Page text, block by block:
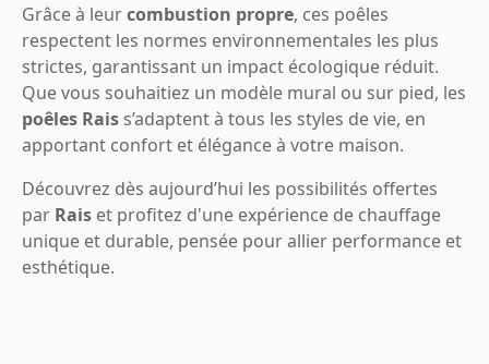
Grâce à leurcombustion propre, ces poêles
respectent les normes environnementales les plus
strictes, garantissant un impact écologique réduit.
Que vous souhaitiez un modèle mural ou sur pied, les
poêles Rais s’adaptent à tous les styles de vie, en
apportant confort et élégance à votre maison.
Découvrez dès aujourd’hui les possibilités offertes
par Rais et profitez d'une expérience de chauffage
unique et durable, pensée pour allier performance et
esthétique.